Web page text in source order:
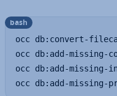
occ db:convert-
occ db:add-missing-
occ db:add-missing-
occ db:add-missing-
bash